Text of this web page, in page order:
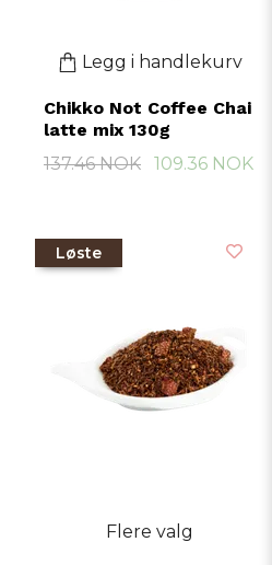
Legg i handlekurv
Chikko Not Coffee Chai
latte mix 130g
137.46 NOK
109.36 NOK
Løste
Flere valg